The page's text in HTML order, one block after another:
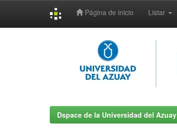
Página de inicio Listar
Dspace de la Universidad del Azuay